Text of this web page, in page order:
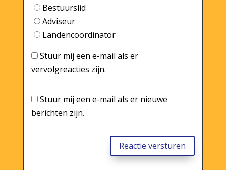
Bestuurslid
Adviseur
Landencoördinator
Stuur mij een e-mail als er
vervolgreacties zijn.
Stuur mij een e-mail als er nieuwe
berichten zijn.
Reactie versturen